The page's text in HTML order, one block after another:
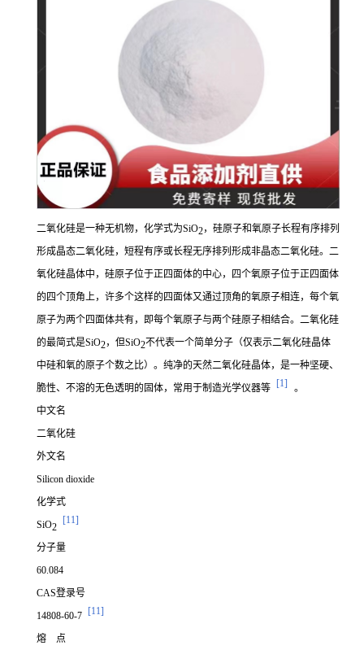
二氧化硅是一种无机物，化学式为SiO2，硅原子和氧原子长程有序排列
形成晶态二氧化硅，短程有序或长程无序排列形成非晶态二氧化硅。二
氧化硅晶体中，硅原子位于正四面体的中心，四个氧原子位于正四面体
的四个顶角上，许多个这样的四面体又通过顶角的氧原子相连，每个氧
原子为两个四面体共有，即每个氧原子与两个硅原子相结合。二氧化硅
的最简式是SiO2，但SiO2不代表一个简单分子（仅表示二氧化硅晶体
中硅和氧的原子个数之比）。纯净的天然二氧化硅晶体，是一种坚硬、
脆性、不溶的无色透明的固体，常用于制造光学仪器等 [1]
。
中文名
二氧化硅
外文名
Silicon dioxide
化学式
SiO2
[11]
分子量
60.084
CAS登录号
14808-60-7 [11]
熔 点